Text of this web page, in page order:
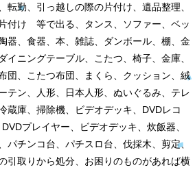
転勤、引っ越しの際の片付け、遺品整理、
付け 等で出る、タンス、ソファー、ベッ
器、食器、本、雑誌、ダンボール、棚、金
イニングテーブル、こたつ、椅子、金庫、
団、こたつ布団、まくら、クッション、絨
テン、人形、日本人形、ぬいぐるみ、テレ
蔵庫、掃除機、ビデオデッキ、DVDレコ
プレイヤー、ビデオデッキ、炊飯器、
パチンコ台、パチスロ台、伐採木、剪定、
取りから処分、お困りのものがあれば横